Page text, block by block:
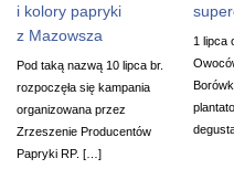
i kolory papryki
z Mazowsza
Pod taką nazwą 10 lipca br.
rozpoczęła się kampania
organizowana przez
Zrzeszenie Producentów
Papryki RP. […]
1 lipca